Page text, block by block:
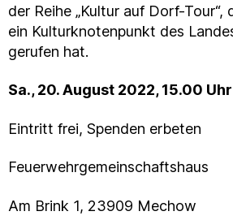
der Reihe „Kultur auf Dorf-Tour“,
ein Kulturknotenpunkt des
gerufen hat.
Sa., 20. August 2022, 15.00 Uhr
Eintritt frei, Spenden erbeten
Feuerwehrgemeinschaftshaus
Am Brink 1, 23909 Mechow